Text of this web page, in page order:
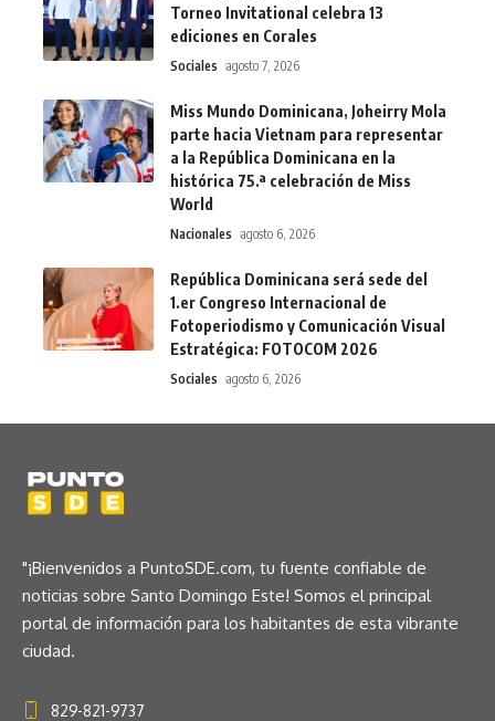
Torneo Invitational celebra 13
ediciones en Corales
Sociales agosto 7, 2026
Miss Mundo Dominicana, Joheirry Mola
parte hacia Vietnam para representar
a la República Dominicana en la
histórica 75.ª celebración de Miss
World
Nacionales agosto 6, 2026
República Dominicana será sede del
1.er Congreso Internacional de
Fotoperiodismo y Comunicación Visual
Estratégica: FOTOCOM 2026
Sociales agosto 6, 2026
"¡Bienvenidos a PuntoSDE.com, tu fuente confiable de
noticias sobre Santo Domingo Este! Somos el principal
portal de información para los habitantes de esta vibrante
ciudad.
829-821-9737